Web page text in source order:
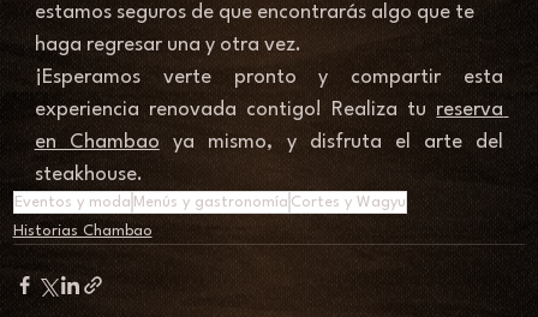
estamos seguros de que encontrarás algo que te
haga regresar una y otra vez.
¡Esperamos verte pronto y compartir esta
experiencia renovada contigo! Realiza tu reserva
en Chambao ya mismo, y disfruta el arte del
steakhouse.
Eventos y moda Menús y gastronomía Cortes y Wagyu
Historias Chambao